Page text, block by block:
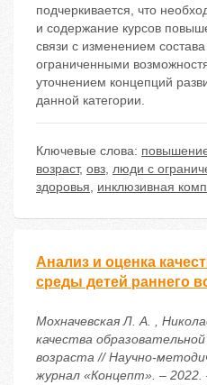
подчеркивается, что
и содержание курсов
связи с изменением
ограниченными
уточнением концепций
данной категории.
Ключевые слова:
возраст, овз, люди с
здоровья, инклюзивная
Анализ и оценка
среды детей раннего
Мохначевская Л. А. ,
качества
возраста // Научно-
журнал «Концепт». – 2022.